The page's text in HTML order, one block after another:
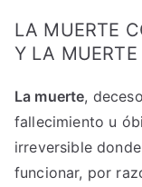
LA MUERTE
Y LA
La muerte,
fallecimiento u
irreversible
funcionar, por